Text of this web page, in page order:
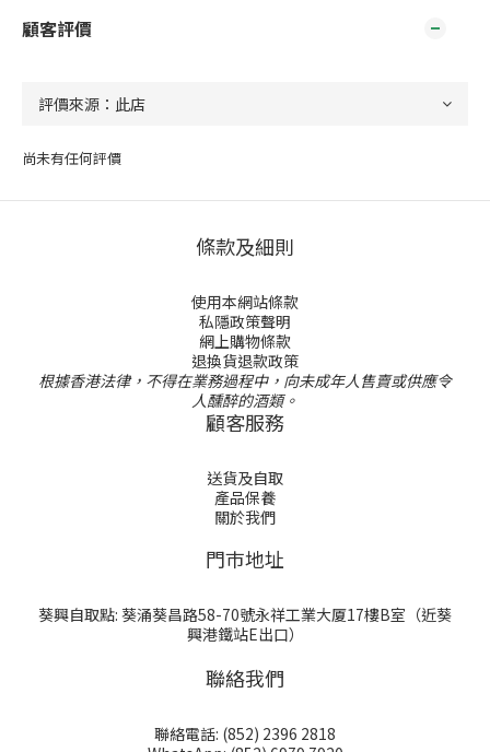
顧客評價
尚未有任何評價
條款及細則
使用本網站條款
私隱政策聲明
網上購物條款
退換貨退款政策
根據香港法律，不得在業務過程中，向未成年人售賣或供應令
人醺醉的酒類。
顧客服務
送貨及自取
產品保養
關於我們
門巿地址
葵興自取點: 葵涌葵昌路58-70號永祥工業大厦17樓B室（近葵
興港鐵站E出口）
聯絡我們
聯絡電話: (852) 2396 2818